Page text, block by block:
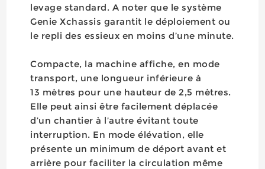
levage standard. A noter que le système
Genie Xchassis garantit le déploiement ou
le repli des essieux en moins d’une minute.
Compacte, la machine affiche, en mode
transport, une longueur inférieure à
13 mètres pour une hauteur de 2,5 mètres.
Elle peut ainsi être facilement déplacée
d’un chantier à l’autre évitant toute
interruption. En mode élévation, elle
présente un minimum de déport avant et
arrière pour faciliter la circulation même